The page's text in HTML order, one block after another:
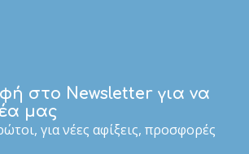
στο Newsletter για να
μας
για νέες αφίξεις, προσφορές